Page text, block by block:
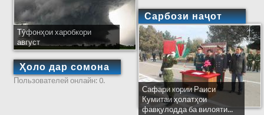
Тӯфонҳои харобкори
август
Ҳоло дар сомона
Пользователей онлайн: 0.
Сарбози наҷот
Сафари кории Раиси
Кумитаи ҳолатҳои
фавқулодда ба вилояти...